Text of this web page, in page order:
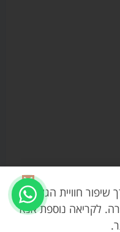
שיפור חוויית הגלישה,
לקריאה נוספת אנא